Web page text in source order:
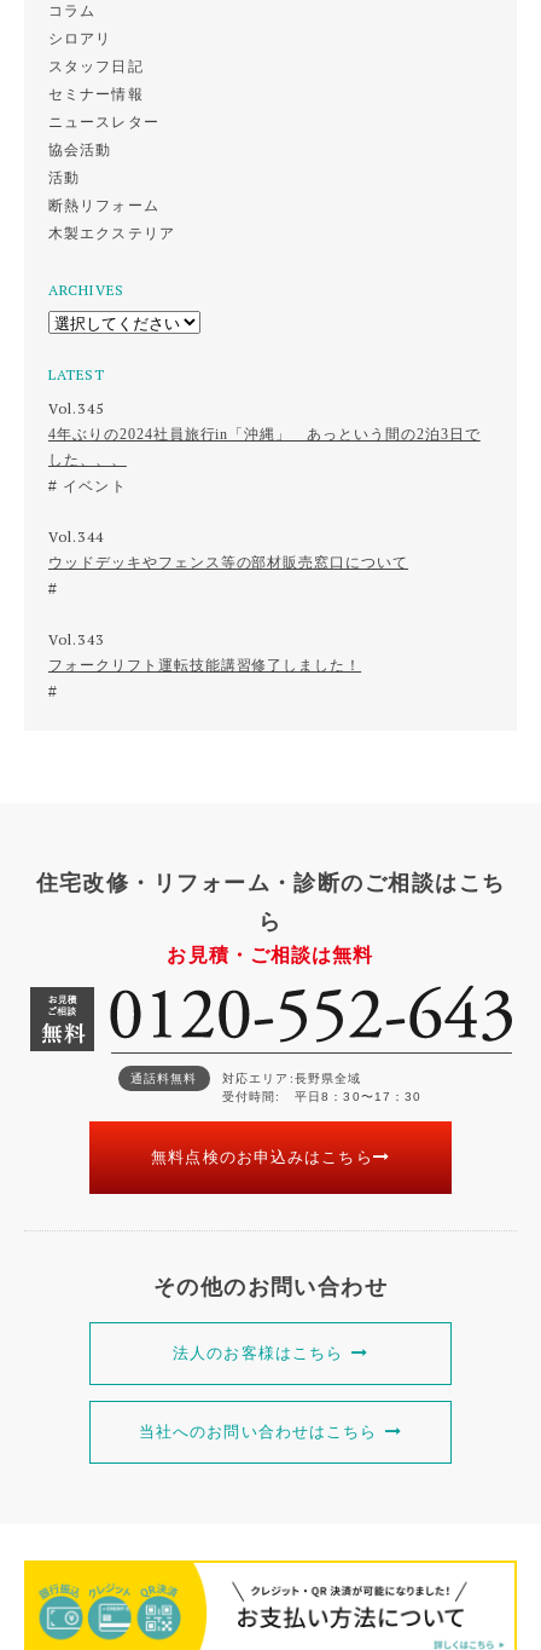
コラム
シロアリ
スタッフ日記
セミナー情報
ニュースレター
協会活動
活動
断熱リフォーム
木製エクステリア
ARCHIVES
LATEST
Vol.345
4年ぶりの2024社員旅行in「沖縄」 あっという間の2泊3日で
した、、、
イベント
Vol.344
ウッドデッキやフェンス等の部材販売窓口について
Vol.343
フォークリフト運転技能講習修了しました！
住宅改修・リフォーム・診断のご相談はこち
ら
お見積・ご相談は無料
通話料無料 対応エリア
長野県全域
受付時間
平日8：30〜17：30
無料点検のお申込みはこちら
その他のお問い合わせ
法人のお客様はこちら
当社へのお問い合わせはこちら